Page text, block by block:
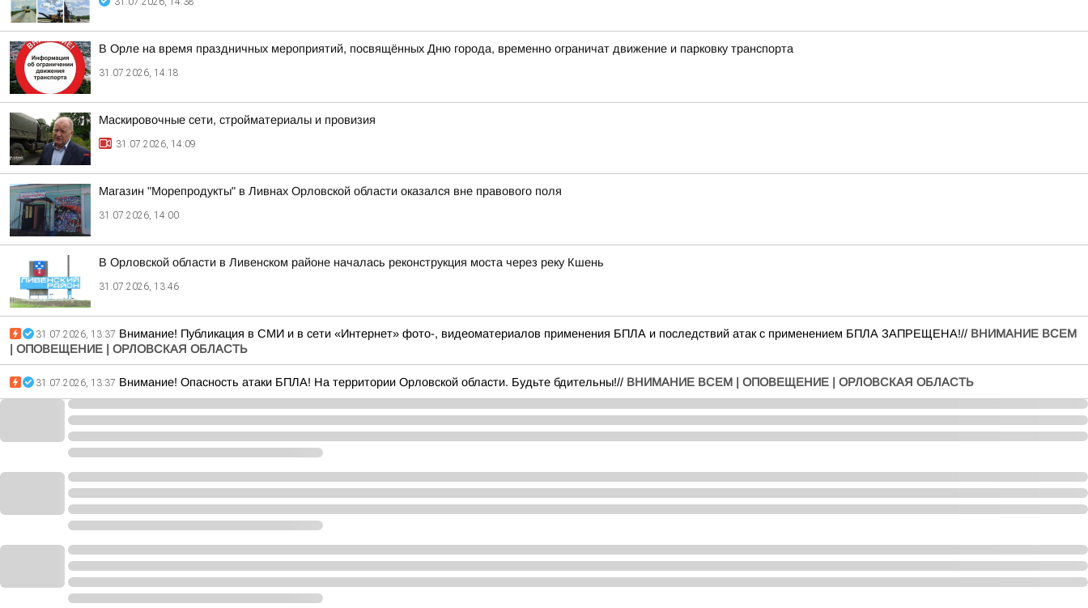
В Орле на время праздничных мероприятий, посвящённых Дню города, временно ограничат движение и парковку транспорта
31.07.2026, 14:18
Маскировочные сети, стройматериалы и провизия
31.07.2026, 14:09
Магазин "Морепродукты" в Ливнах Орловской области оказался вне правового поля
31.07.2026, 14:00
В Орловской области в Ливенском районе началась реконструкция моста через реку Кшень
31.07.2026, 13:46
31.07.2026, 13:37 Внимание! Публикация в СМИ и в сети «Интернет» фото-, видеоматериалов применения БПЛА и последствий атак с применением БПЛА ЗАПРЕЩЕНА!// ВНИМАНИЕ ВСЕМ
| ОПОВЕЩЕНИЕ | ОРЛОВСКАЯ ОБЛАСТЬ
31.07.2026, 13:37 Внимание! Опасность атаки БПЛА! На территории Орловской области. Будьте бдительны!// ВНИМАНИЕ ВСЕМ | ОПОВЕЩЕНИЕ | ОРЛОВСКАЯ ОБЛАСТЬ